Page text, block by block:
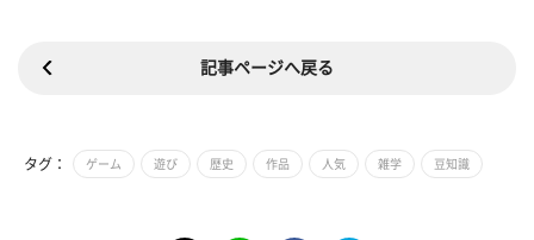
記事ページへ戻る
タグ： ゲーム 遊び 歴史 作品 人気 雑学 豆知識